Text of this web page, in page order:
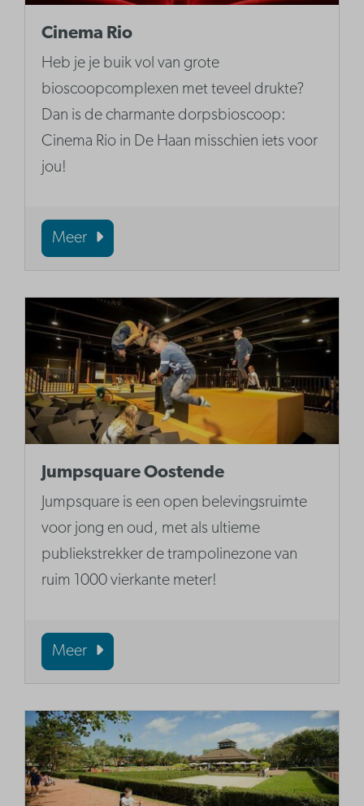
Cinema Rio
Heb je je buik vol van grote
bioscoopcomplexen met teveel drukte?
Dan is de charmante dorpsbioscoop:
Cinema Rio in De Haan misschien iets voor
jou!
Meer
Jumpsquare Oostende
Jumpsquare is een open belevingsruimte
voor jong en oud, met als ultieme
publiekstrekker de trampolinezone van
ruim 1000 vierkante meter!
Meer